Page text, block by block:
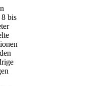
bis